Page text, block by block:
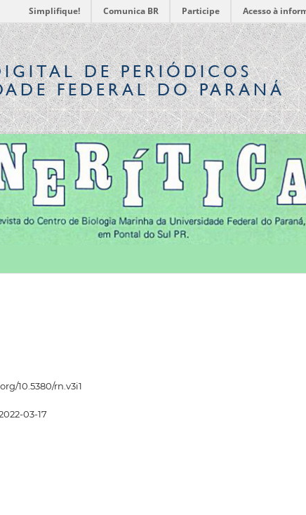
Simplifique! Comunica BR Participe Acesso à
DE PERIÓDICOS
FEDERAL DO PARANÁ
10.5380/rn.v3i1
03-17